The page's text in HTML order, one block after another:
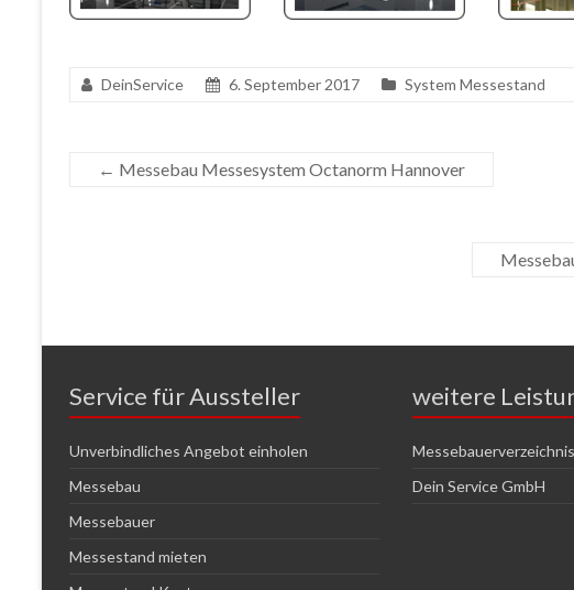
DeinService 6. September 2017 System Messestand
← Messebau Messesystem Octanorm Hannover
Service für Aussteller
Unverbindliches Angebot einholen
Messebau
Messebauer
Messestand mieten
weitere
Messebauerverzeichnis
Dein Service GmbH